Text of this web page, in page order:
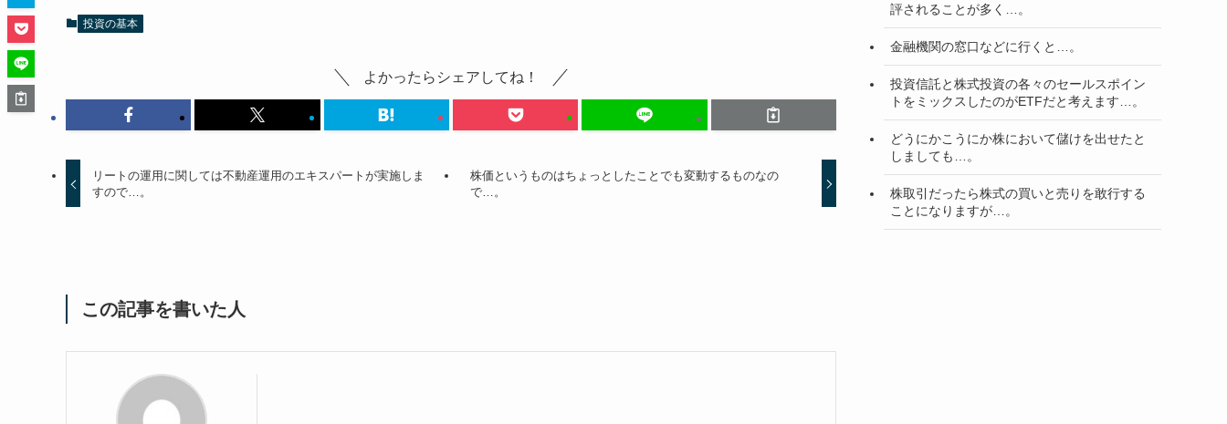
投資の基本
よかったらシェアしてね！
リートの運用に関しては不動産運用のエキスパートが実施しま
すので…。
株価というものはちょっとしたことでも変動するものなの
で…。
この記事を書いた人
評されることが多く…。
金融機関の窓口などに行くと…。
投資信託と株式投資の各々のセールスポイン
トをミックスしたのがETFだと考えます…。
どうにかこうにか株において儲けを出せたと
しましても…。
株取引だったら株式の買いと売りを敢行する
ことになりますが…。